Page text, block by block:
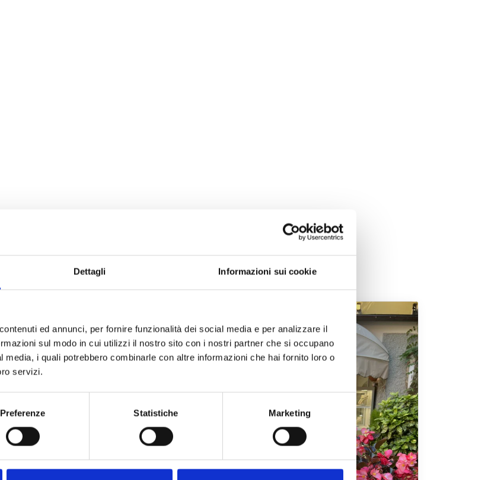
Dettagli Informazioni sui cookie
ed annunci, per fornire funzionalità dei social media e per analizzare il
sul modo in cui utilizzi il nostro sito con i nostri partner che si occupano
media, i quali potrebbero combinarle con altre informazioni che hai fornito loro o
servizi.
Preferenze Statistiche Marketing
Le Boutique Grimoldi